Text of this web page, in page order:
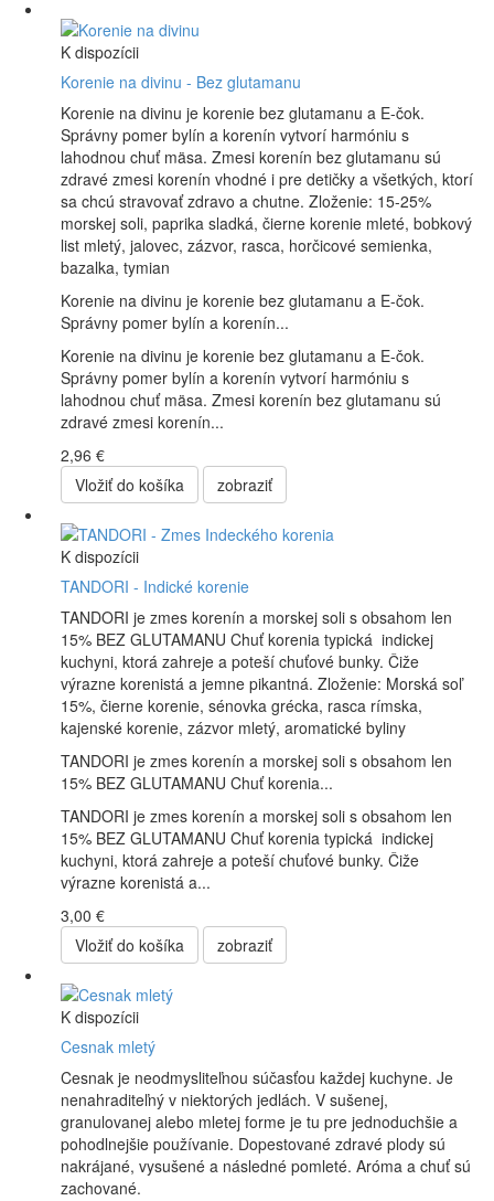
K dispozícii
Korenie na divinu - Bez glutamanu
Korenie na divinu je korenie bez glutamanu a E-čok.
Správny pomer bylín a korenín vytvorí harmóniu s
lahodnou chuť mäsa. Zmesi korenín bez glutamanu sú
zdravé zmesi korenín vhodné i pre detičky a všetkých, ktorí
sa chcú stravovať zdravo a chutne. Zloženie: 15-25%
morskej soli, paprika sladká, čierne korenie mleté, bobkový
list mletý, jalovec, zázvor, rasca, horčicové semienka,
bazalka, tymian
Korenie na divinu je korenie bez glutamanu a E-čok.
Správny pomer bylín a korenín...
Korenie na divinu je korenie bez glutamanu a E-čok.
Správny pomer bylín a korenín vytvorí harmóniu s
lahodnou chuť mäsa. Zmesi korenín bez glutamanu sú
zdravé zmesi korenín...
2,96 €
Vložiť do košíka
zobraziť
K dispozícii
TANDORI - Indické korenie
TANDORI je zmes korenín a morskej soli s obsahom len
15% BEZ GLUTAMANU Chuť korenia typická indickej
kuchyni, ktorá zahreje a poteší chuťové bunky. Čiže
výrazne korenistá a jemne pikantná. Zloženie: Morská soľ
15%, čierne korenie, sénovka grécka, rasca rímska,
kajenské korenie, zázvor mletý, aromatické byliny
TANDORI je zmes korenín a morskej soli s obsahom len
15% BEZ GLUTAMANU Chuť korenia...
TANDORI je zmes korenín a morskej soli s obsahom len
15% BEZ GLUTAMANU Chuť korenia typická indickej
kuchyni, ktorá zahreje a poteší chuťové bunky. Čiže
výrazne korenistá a...
3,00 €
Vložiť do košíka
zobraziť
K dispozícii
Cesnak mletý
Cesnak je neodmysliteľnou súčasťou každej kuchyne. Je
nenahraditeľný v niektorých jedlách. V sušenej,
granulovanej alebo mletej forme je tu pre jednoduchšie a
pohodlnejšie používanie. Dopestované zdravé plody sú
nakrájané, vysušené a následné pomleté. Aróma a chuť sú
zachované.